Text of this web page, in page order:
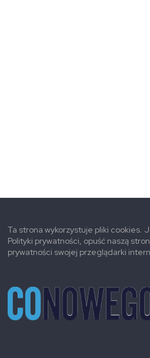
Ta strona wykorzystuje pliki cookies.
Polityki prywatności, opuść naszą
prywatności swojej przeglądarki